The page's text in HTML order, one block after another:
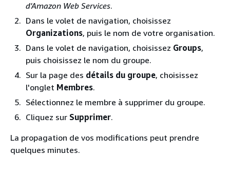
d'Amazon Web Services.
Dans le volet de navigation, choisissez
Organizations, puis le nom de votre organisation.
Dans le volet de navigation, choisissez Groups,
puis choisissez le nom du groupe.
Sur la page des détails du groupe, choisissez
l'onglet Membres.
Sélectionnez le membre à supprimer du groupe.
Cliquez sur Supprimer.
La propagation de vos modifications peut prendre
quelques minutes.